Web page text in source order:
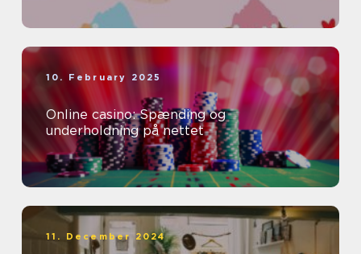
10. February 2025
Online casino: Spænding og
underholdning på nettet
11. December 2024